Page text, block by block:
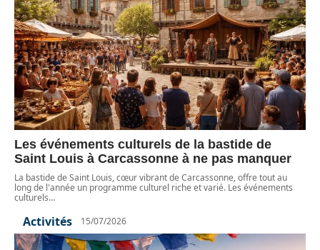
Les événements culturels de la bastide de
Saint Louis à Carcassonne à ne pas manquer
La bastide de Saint Louis, cœur vibrant de Carcassonne, offre tout au
long de l'année un programme culturel riche et varié. Les événements
culturels…
Activités 15/07/2026